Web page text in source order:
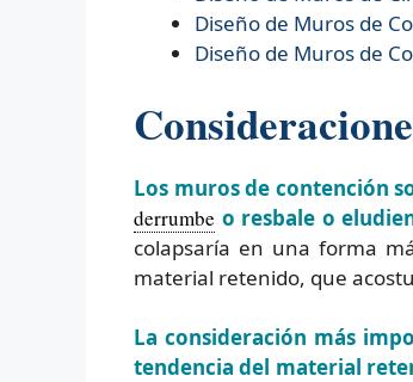
Diseño de Muros de
Diseño de Muros de
Los muros de contención
derrumbe o resbale o
colapsaría en una forma
material retenido, que
La consideración más
tendencia del material